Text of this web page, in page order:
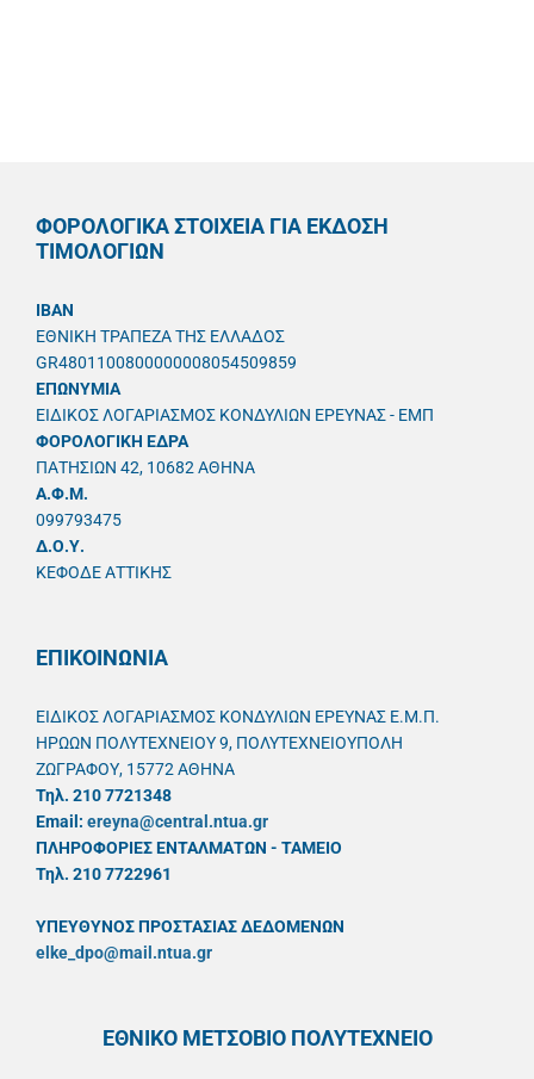
ΦΟΡΟΛΟΓΙΚΑ ΣΤΟΙΧΕΙΑ ΓΙΑ ΕΚΔΟΣΗ
ΤΙΜΟΛΟΓΙΩΝ
IBAN
ΕΘΝΙΚΗ ΤΡΑΠΕΖΑ ΤΗΣ ΕΛΛΑΔΟΣ
GR4801100800000008054509859
ΕΠΩΝΥΜΙΑ
ΕΙΔΙΚΟΣ ΛΟΓΑΡΙΑΣΜΟΣ ΚΟΝΔΥΛΙΩΝ ΕΡΕΥΝΑΣ - ΕΜΠ
ΦΟΡΟΛΟΓΙΚΗ ΕΔΡΑ
ΠΑΤΗΣΙΩΝ 42, 10682 ΑΘΗΝΑ
A.Φ.Μ.
099793475
Δ.Ο.Υ.
ΚΕΦΟΔΕ ΑΤΤΙΚΗΣ
ΕΠΙΚΟΙΝΩΝΙΑ
ΕΙΔΙΚΟΣ ΛΟΓΑΡΙΑΣΜΟΣ ΚΟΝΔΥΛΙΩΝ ΕΡΕΥΝΑΣ Ε.Μ.Π.
ΗΡΩΩΝ ΠΟΛΥΤΕΧΝΕΙΟΥ 9, ΠΟΛΥΤΕΧΝΕΙΟΥΠΟΛΗ
ΖΩΓΡΑΦΟΥ, 15772 ΑΘΗΝΑ
Τηλ. 210 7721348
Email: ereyna@central.ntua.gr
ΠΛΗΡΟΦΟΡΙΕΣ ΕΝΤΑΛΜΑΤΩΝ - ΤΑΜΕΙΟ
Τηλ. 210 7722961
ΥΠΕΥΘYΝΟΣ ΠΡΟΣΤΑΣΙΑΣ ΔΕΔΟΜΕΝΩΝ
elke_dpo@mail.ntua.gr
ΕΘΝΙΚΟ ΜΕΤΣΟΒΙΟ ΠΟΛΥΤΕΧΝΕΙΟ